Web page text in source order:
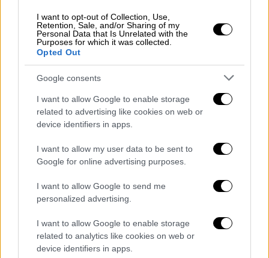
I want to opt-out of Collection, Use,
Retention, Sale, and/or Sharing of my
Personal Data that Is Unrelated with the
Purposes for which it was collected.
Opted Out
Google consents
I want to allow Google to enable storage
related to advertising like cookies on web or
device identifiers in apps.
I want to allow my user data to be sent to
Google for online advertising purposes.
I want to allow Google to send me
personalized advertising.
I want to allow Google to enable storage
related to analytics like cookies on web or
device identifiers in apps.
ποδοσφαιριστή, ίσως και από δικά του λάθη,
διεθνή εν’ ενεργεία, ο οποίος όπου και να
αγωνίσθηκε λατρεύτηκε από τους οπαδούς
(Παναιτωλικό, Ατρόμητο και ΠΑΟΚ) τον
Warda και τον καλύτερο ποδοσφαιριστή που
έχει αναδείξει από τα σπλάχνα του ο ΠΑΟΚ
και καλύτερο παίκτη του Παναθηναϊκού την
προηγούμενη περίοδο ως δανεικός (με 30
συμμετοχές και 2 γκολ) τον Kace, δεν
μπορείς να πεις όχι, γιατί με αυτούς τους 2
αλλά και με τους άλλους διεθνείς και καλούς
ποδοσφαιριστές τους οποίους έχουμε,
μπορούμε μετά από τέσσερα χρόνια
κτισίματος της ομάδας μας να
ονειρευόμαστε.